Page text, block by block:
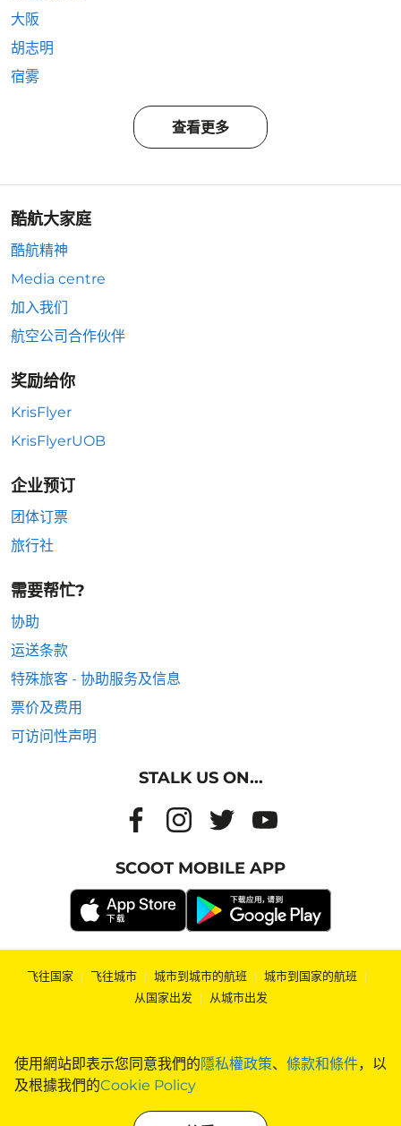
使用網站即表示您同意我們的隱私權政策、 條款和條件，以
及根據我們的Cookie Policy
大阪
胡志明
宿雾
查看更多
酷航大家庭
酷航精神
Media centre
加入我们
航空公司合作伙伴
奖励给你
KrisFlyer
KrisFlyerUOB
企业预订
团体订票
旅行社
需要帮忙?
协助
运送条款
特殊旅客 - 协助服务及信息
票价及费用
可访问性声明
STALK US ON...
SCOOT MOBILE APP
飞往国家 | 飞往城市 | 城市到城市的航班 | 城市到国家的航班 |
从国家出发 | 从城市出发